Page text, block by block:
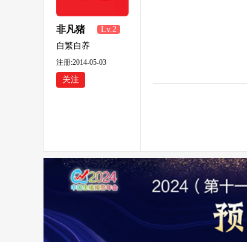
非凡猪
Lv.2
自繁自养
注册:2014-05-03
关注